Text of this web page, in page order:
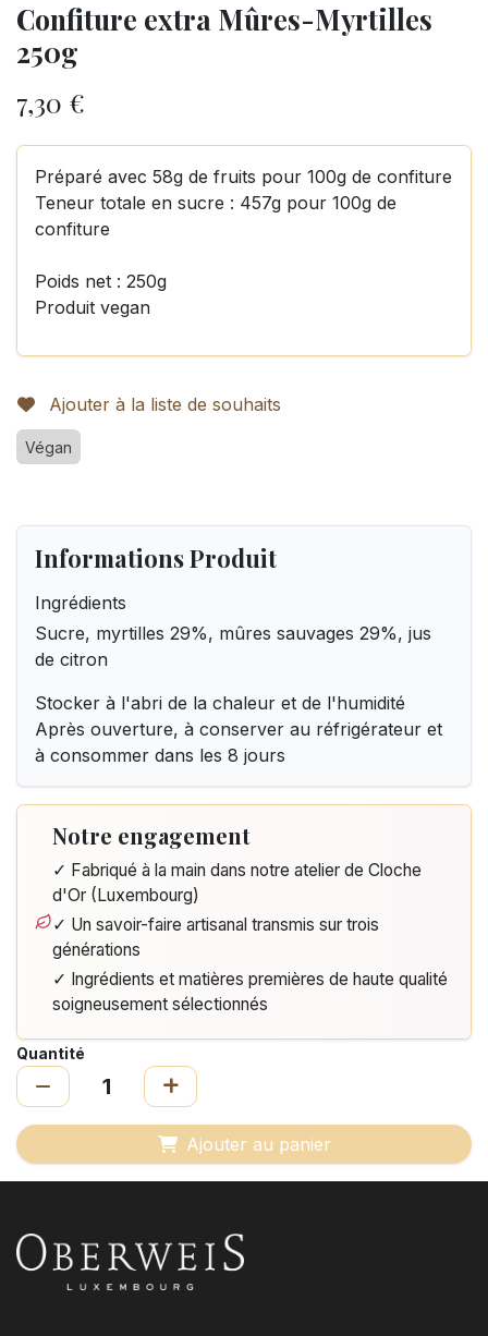
Confiture extra Mûres-Myrtilles
250g
7,30 €
Préparé avec 58g de fruits pour 100g de confiture
Teneur totale en sucre : 457g pour 100g de
confiture
Poids net : 250g
Produit vegan
Ajouter à la liste de souhaits
Végan
Informations Produit
Ingrédients
Sucre, myrtilles 29%, mûres sauvages 29%, jus
de citron
Stocker à l'abri de la chaleur et de l'humidité
Après ouverture, à conserver au réfrigérateur et
à consommer dans les 8 jours
Notre engagement
✓ Fabriqué à la main dans notre atelier de Cloche
d'Or (Luxembourg)
✓ Un savoir-faire artisanal transmis sur trois
générations
✓ Ingrédients et matières premières de haute qualité
soigneusement sélectionnés
Quantité
Ajouter au panier